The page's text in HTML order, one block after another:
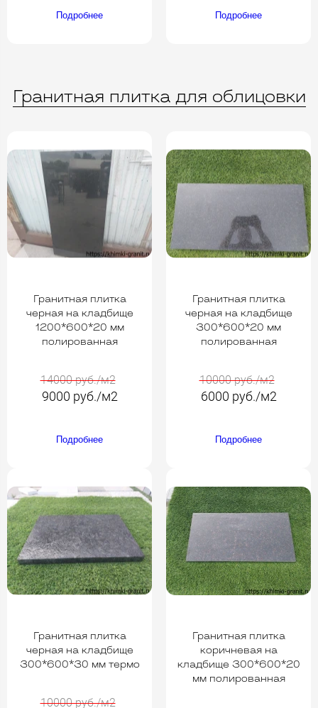
Подробнее Подробнее
Гранитная плитка для облицовки
Гранитная плитка
черная на кладбище
1200*600*20 мм
полированная
14000 руб./м2
9000 руб./м2
Подробнее
Гранитная плитка
черная на кладбище
300*600*20 мм
полированная
10000 руб./м2
6000 руб./м2
Подробнее
Гранитная плитка
черная на кладбище
300*600*30 мм термо
10000 руб./м2
Гранитная плитка
коричневая на
кладбище 300*600*20
мм полированная